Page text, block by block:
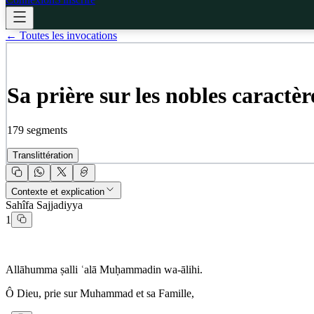
← Toutes les invocations
Sa prière sur les nobles
179 segments
Translittération
Contexte et explication
Sahîfa Sajjadiyya
1
Allāhumma ṣalli ʿalā Muḥammadin wa-ālihi.
Ô Dieu, prie sur Muhammad et sa Famille,